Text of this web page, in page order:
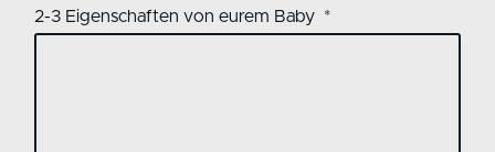
2-3 Eigenschaften von eurem Baby